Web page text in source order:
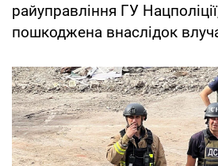
райуправління ГУ
пошкоджена внаслідок